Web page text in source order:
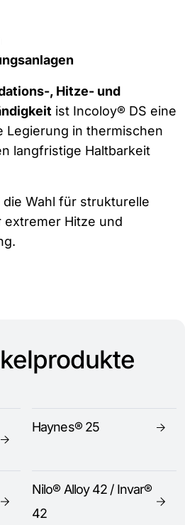
, Hitze- und
ist Incoloy® DS eine
Legierung in thermischen
langfristige Haltbarkeit
Wahl für strukturelle
Hitze und
Haynes® 25
Nilo® Alloy 42 / Invar®
42